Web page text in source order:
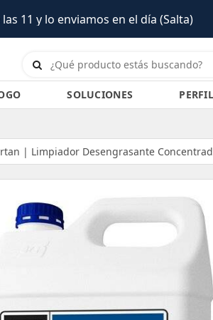
(Salta)
SOLUCIONES
| Limpiador Desengrasante